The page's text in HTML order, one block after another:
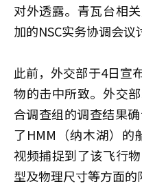
对外透露。青瓦台相
加的NSC实务协调会
此前，外交部于4日宣
物的击中所致。外交
合调查组的调查结果
了HMM（纳木湖）
视频捕捉到了该飞行
型及物理尺寸等方面